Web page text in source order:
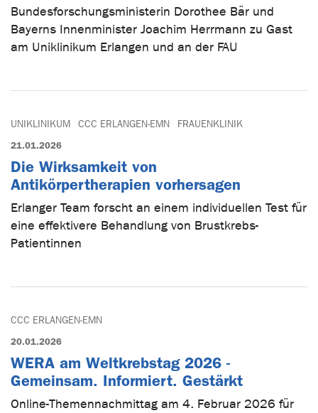
Bundesforschungsministerin Dorothee Bär und
Bayerns Innenminister Joachim Herrmann zu Gast
am Uniklinikum Erlangen und an der FAU
UNIKLINIKUM CCC ERLANGEN-EMN FRAUENKLINIK
21.01.2026
Die Wirksamkeit von
Antikörpertherapien vorhersagen
Erlanger Team forscht an einem individuellen Test für
eine effektivere Behandlung von Brustkrebs-
Patientinnen
CCC ERLANGEN-EMN
20.01.2026
WERA am Weltkrebstag 2026 -
Gemeinsam. Informiert. Gestärkt
Online-Themennachmittag am 4. Februar 2026 für